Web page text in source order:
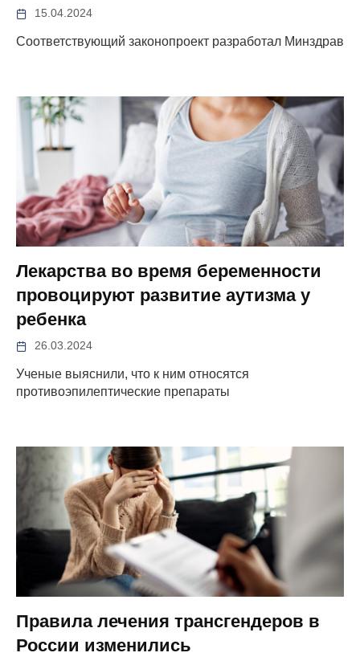
15.04.2024
Соответствующий законопроект разработал Минздрав
Лекарства во время беременности
провоцируют развитие аутизма у
ребенка
26.03.2024
Ученые выяснили, что к ним относятся
противоэпилептические препараты
Правила лечения трансгендеров в
России изменились